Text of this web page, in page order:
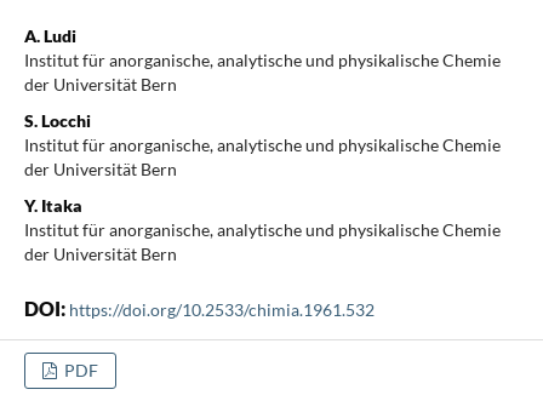
A. Ludi
Institut für anorganische, analytische und physikalische Chemie
der Universität Bern
S. Locchi
Institut für anorganische, analytische und physikalische Chemie
der Universität Bern
Y. Itaka
Institut für anorganische, analytische und physikalische Chemie
der Universität Bern
DOI: https://doi.org/10.2533/chimia.1961.532
PDF